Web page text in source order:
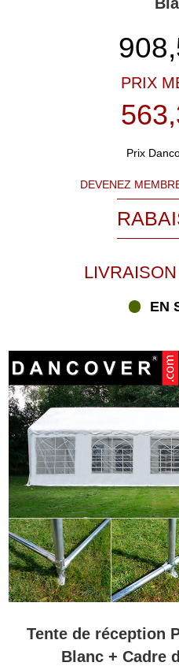
PRIX
Prix
DEVENEZ
EN
Tente de réception
Blanc + Cadre